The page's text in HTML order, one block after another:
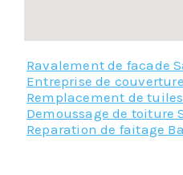
Ravalement de facade
Entreprise de
Remplacement de
Demoussage de toiture
Reparation de faitage